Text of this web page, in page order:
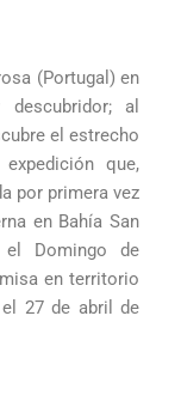
(Portugal) en
al
el estrecho
que,
por primera vez
en Bahía San
el Domingo de
en territorio
27 de abril de